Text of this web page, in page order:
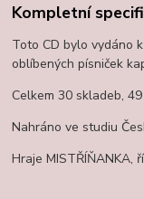
Kompletní
Toto CD bylo vydáno
oblíbených písniček
Celkem 30 skladeb,
Nahráno ve studiu
Hraje MISTŘÍŇANKA,